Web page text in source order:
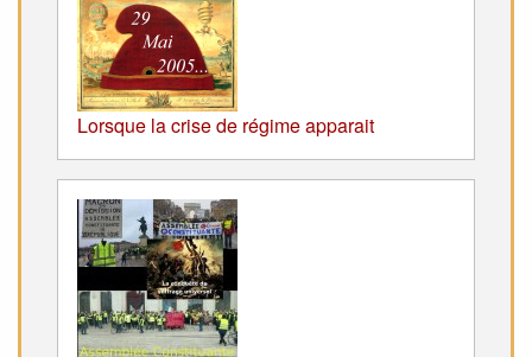
Lorsque la crise de régime apparait